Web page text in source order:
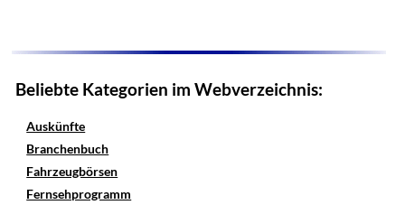
Beliebte Kategorien im Webverzeichnis:
Auskünfte
Branchenbuch
Fahrzeugbörsen
Fernsehprogramm